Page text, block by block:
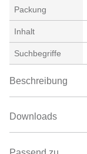
Packung
Inhalt
Suchbegriffe
Beschreibung
Downloads